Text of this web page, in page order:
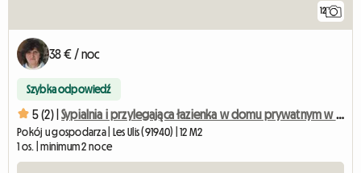
12
38 € / noc
Szybka odpowiedź
5 (2) | Sypialnia i przylegająca łazienka w domu prywatnym w Orsay/Les Ulis
Pokój u gospodarza | Les Ulis (91940) | 12 M2
1 os. | minimum 2 noce